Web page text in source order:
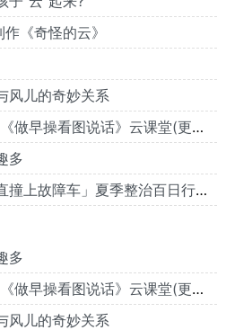
《奇怪的云》
风儿的奇妙关系
幼儿园中班上册语言第6课《做早操看图说话》云课堂(更新版)
多
「危险!疲劳驾驶隧道内径直撞上故障车」夏季整治百日行动 7月29日下午两点40左右,丽水遂
多
幼儿园中班上册语言第6课《做早操看图说话》云课堂(更新版)
风儿的奇妙关系